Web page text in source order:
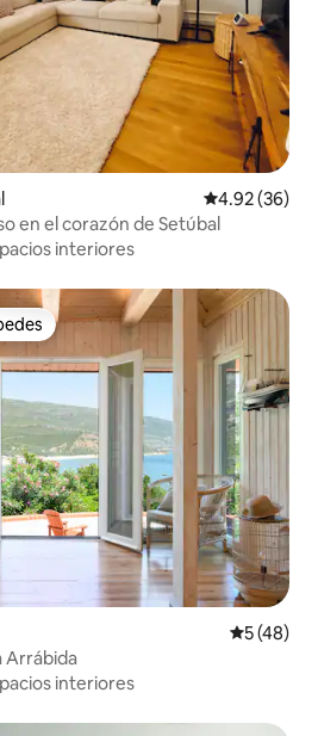
Calificación
4.92 (36)
en el corazón de Setúbal
interiores
entre huéspedes
5 (48)
Arrábida
interiores